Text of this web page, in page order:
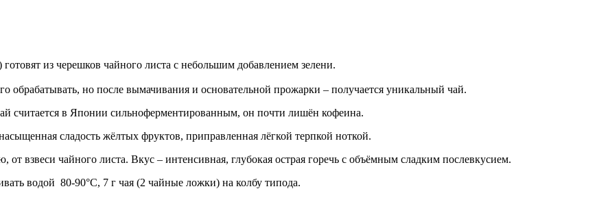
из черешков чайного листа с небольшим добавлением зелени.
обрабатывать, но после вымачивания и основательной прожарки – получается уникальный чай.
считается в Японии сильноферментированным, он почти лишён кофеина.
сладость жёлтых фруктов, приправленная лёгкой терпкой ноткой.
от взвеси чайного листа. Вкус – интенсивная, глубокая острая горечь с объёмным сладким послевкусием.
водой 80-90°C, 7 г чая (2 чайные ложки) на колбу типода.